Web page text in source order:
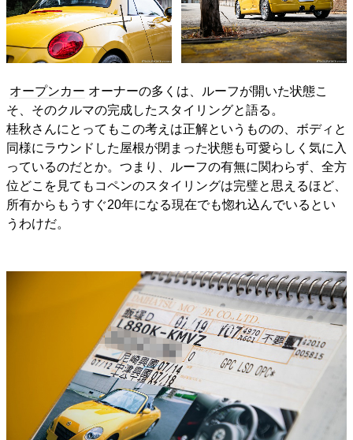
オープンカー オーナーの多くは、ルーフが開いた状態こ
そ、そのクルマの完成したスタイリングと語る。
桂秋さんにとってもこの考えは正解というものの、ボディと
同様にラウンドした屋根が閉まった状態も可愛らしく気に入
っているのだとか。つまり、ルーフの有無に関わらず、全方
位どこを見てもコペンのスタイリングは完璧と思えるほど、
所有からもうすぐ20年になる現在でも惚れ込んでいるとい
うわけだ。